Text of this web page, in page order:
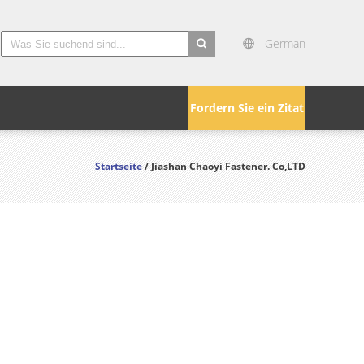
German
Fordern Sie ein Zitat
Startseite/ Jiashan Chaoyi Fastener. Co,LTD